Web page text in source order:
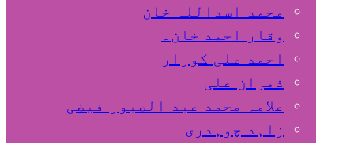
محمد اسداللہ خان
وقار احمد خان۔
احمد علی کورار
ذمران علی
علامہ محمد عبد الصبور فیضی
زاہد چوہدری